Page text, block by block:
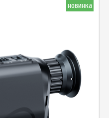
новинка